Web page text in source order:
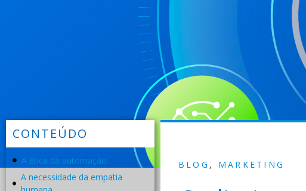
CONTEÚDO
A ética da automação
A necessidade da empatia
BLOG , MARKETING